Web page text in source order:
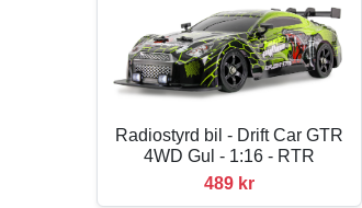
Radiostyrd bil - Drift Car GTR
4WD Gul - 1:16 - RTR
489 kr